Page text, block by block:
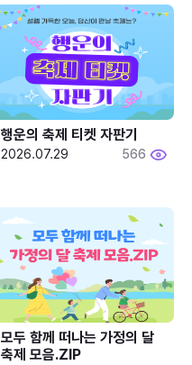
행운의 축제 티켓 자판기
2026.07.29 566
모두 함께 떠나는 가정의 달
축제 모음.ZIP